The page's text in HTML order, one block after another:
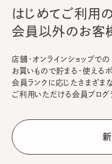
はじめてご利用
会員以外のお客
店舗・オンラインショップでの
お買いもので貯まる・使えるポ
会員ランクに応じたさまざま
ご利用いただける会員プログ